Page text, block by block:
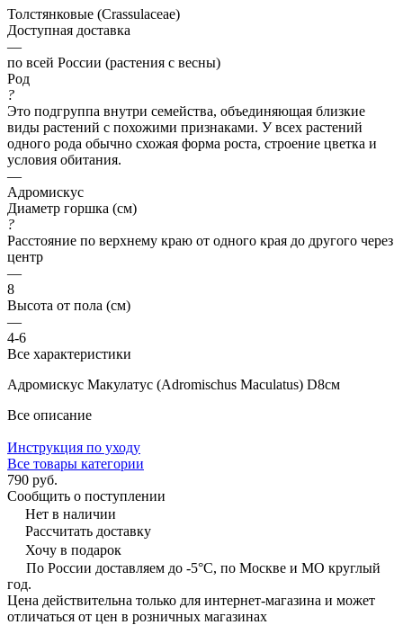
Толстянковые (Crassulaceae)
Доступная доставка
—
по всей России (растения с весны)
Род
?
Это подгруппа внутри семейства, объединяющая близкие
виды растений с похожими признаками. У всех растений
одного рода обычно схожая форма роста, строение цветка и
условия обитания.
—
Адромискус
Диаметр горшка (см)
?
Расстояние по верхнему краю от одного края до другого через
центр
—
8
Высота от пола (см)
—
4-6
Все характеристики
Адромискус Макулатус (Adromischus Maculatus) D8см
Все описание
Инструкция по уходу
Все товары категории
790 руб.
Сообщить о поступлении
Нет в наличии
Рассчитать доставку
Хочу в подарок
По России доставляем до -5°C, по Москве и МО круглый
год.
Цена действительна только для интернет-магазина и может
отличаться от цен в розничных магазинах